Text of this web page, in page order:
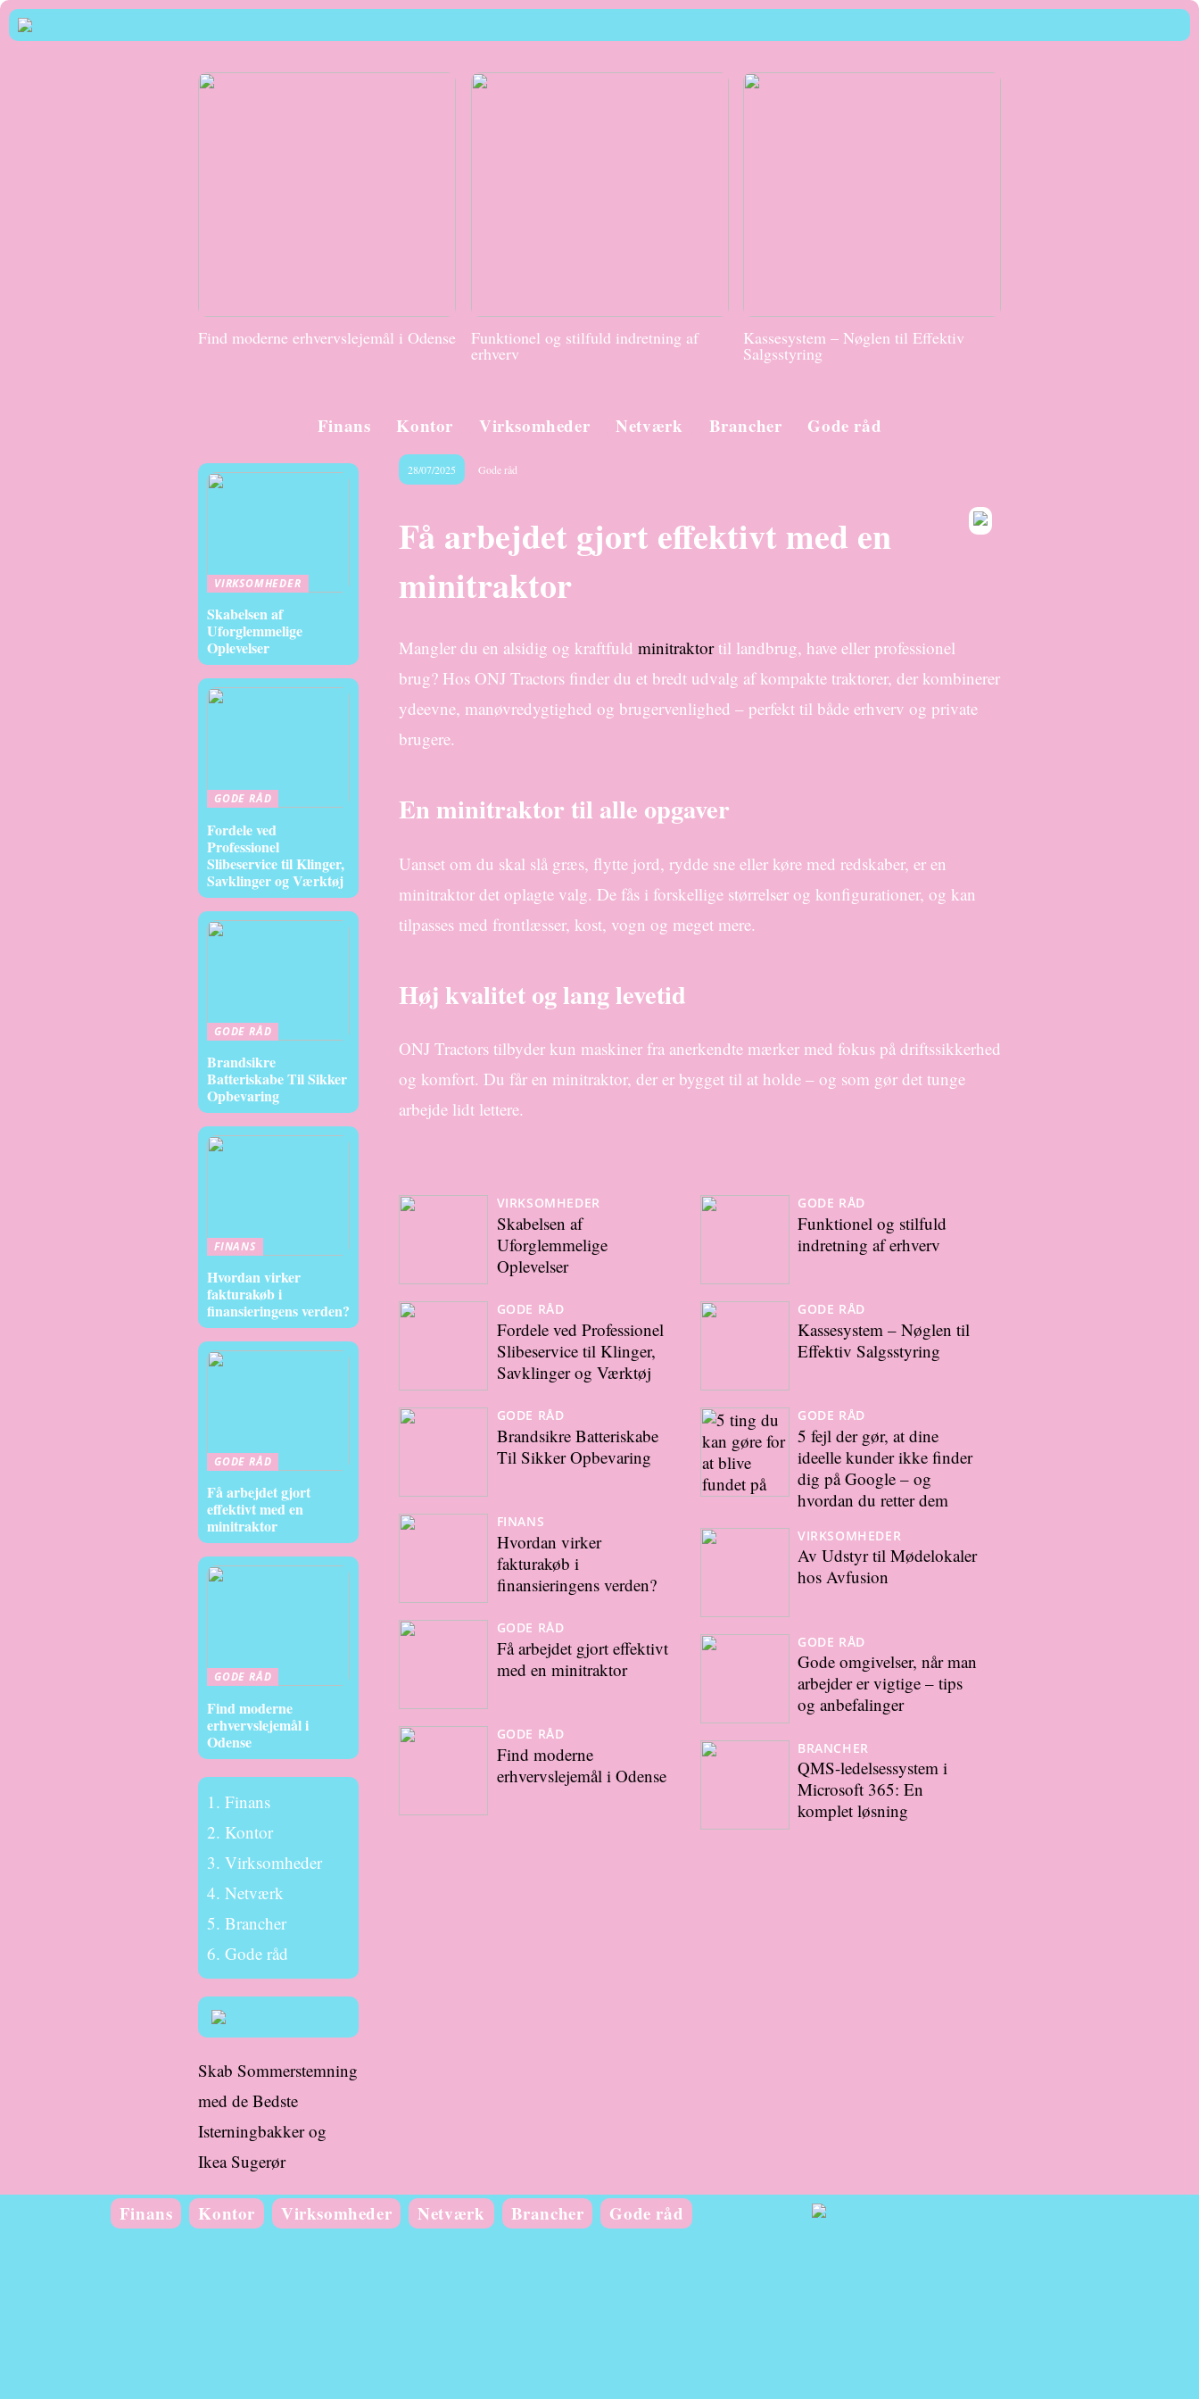
Find moderne erhvervslejemål i Odense Funktionel og stilfuld indretning af
erhverv
Kassesystem – Nøglen til Effektiv
Salgsstyring
Finans Kontor Virksomheder Netværk Brancher Gode råd
28/07/2025 Gode råd
Få arbejdet gjort effektivt med en
minitraktor
Mangler du en alsidig og kraftfuld minitraktortil landbrug, have eller professionel
brug? Hos ONJ Tractors finder du et bredt udvalg af kompakte traktorer, der kombinerer
ydeevne, manøvredygtighed og brugervenlighed – perfekt til både erhverv og private
brugere.
En minitraktor til alle opgaver
Uanset om du skal slå græs, flytte jord, rydde sne eller køre med redskaber, er en
minitraktor det oplagte valg. De fås i forskellige størrelser og konfigurationer, og kan
tilpasses med frontlæsser, kost, vogn og meget mere.
Høj kvalitet og lang levetid
ONJ Tractors tilbyder kun maskiner fra anerkendte mærker med fokus på driftssikkerhed
og komfort. Du får en minitraktor, der er bygget til at holde – og som gør det tunge
arbejde lidt lettere.
VIRKSOMHEDER
Skabelsen af
Uforglemmelige
Oplevelser
GODE RÅD
Fordele ved Professionel
Slibeservice til Klinger,
Savklinger og Værktøj
GODE RÅD
Brandsikre Batteriskabe
Til Sikker Opbevaring
FINANS
Hvordan virker
fakturakøb i
finansieringens verden?
GODE RÅD
Få arbejdet gjort effektivt
med en minitraktor
GODE RÅD
Find moderne
erhvervslejemål i Odense
GODE RÅD
Funktionel og stilfuld
indretning af erhverv
GODE RÅD
Kassesystem – Nøglen til
Effektiv Salgsstyring
GODE RÅD
5 fejl der gør, at dine
ideelle kunder ikke finder
dig på Google – og
hvordan du retter dem
VIRKSOMHEDER
Av Udstyr til Mødelokaler
hos Avfusion
GODE RÅD
Gode omgivelser, når man
arbejder er vigtige – tips
og anbefalinger
BRANCHER
QMS-ledelsessystem i
Microsoft 365: En
komplet løsning
VIRKSOMHEDER
Skabelsen af
Uforglemmelige
Oplevelser
GODE RÅD
Fordele ved
Professionel
Slibeservice til Klinger,
Savklinger og Værktøj
GODE RÅD
Brandsikre
Batteriskabe Til Sikker
Opbevaring
FINANS
Hvordan virker
fakturakøb i
finansieringens verden?
GODE RÅD
Få arbejdet gjort
effektivt med en
minitraktor
GODE RÅD
Find moderne
erhvervslejemål i
Odense
Finans
Kontor
Virksomheder
Netværk
Brancher
Gode råd
Skab Sommerstemning
med de Bedste
Isterningbakker og
Ikea Sugerør
Finans Kontor Virksomheder Netværk Brancher Gode råd